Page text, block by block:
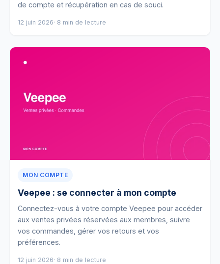
de compte et récupération en cas de souci.
12 juin 2026· 8 min de lecture
MON COMPTE
Veepee : se connecter à mon compte
Connectez-vous à votre compte Veepee pour accéder
aux ventes privées réservées aux membres, suivre
vos commandes, gérer vos retours et vos
préférences.
12 juin 2026· 8 min de lecture